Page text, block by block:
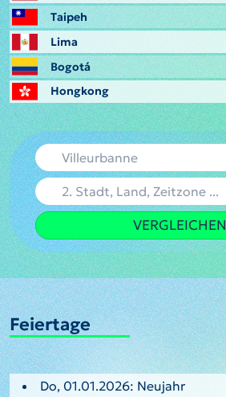
Taipeh
Lima
Bogotá
Hongkong
VERGLEICHEN
Feiertage
Do, 01.01.2026: Neujahr